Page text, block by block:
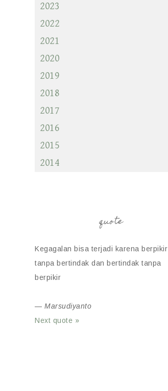
2023
2022
2021
2020
2019
2018
2017
2016
2015
2014
quote
Kegagalan bisa terjadi karena berpikir
tanpa bertindak dan bertindak tanpa
berpikir
— Marsudiyanto
Next quote »